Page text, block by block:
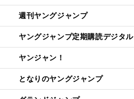
週刊ヤングジャンプ
ヤングジャンプ定期購読デジタル
ヤンジャン！
となりのヤングジャンプ